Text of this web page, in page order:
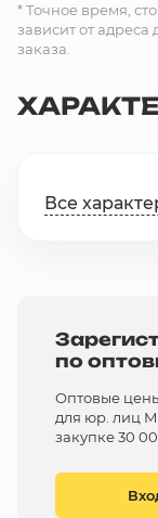
* Точное время,
зависит от
заказа.
Все
по
Оптовые
для юр. лиц
закупке 30